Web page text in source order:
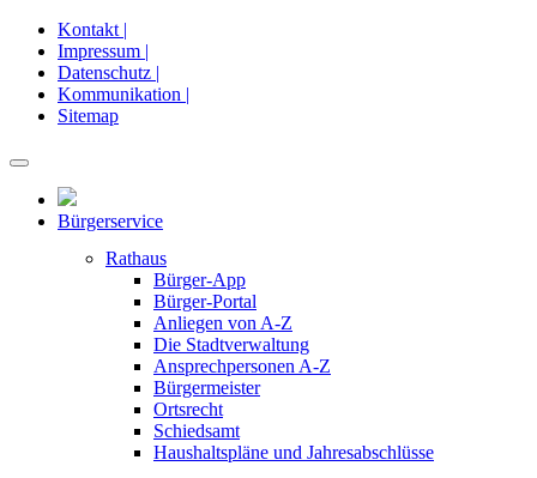
Kontakt |
Impressum |
Datenschutz |
Kommunikation |
Sitemap
Bürgerservice
Rathaus
Bürger-App
Bürger-Portal
Anliegen von A-Z
Die Stadtverwaltung
Ansprechpersonen A-Z
Bürgermeister
Ortsrecht
Schiedsamt
Haushaltspläne und Jahresabschlüsse